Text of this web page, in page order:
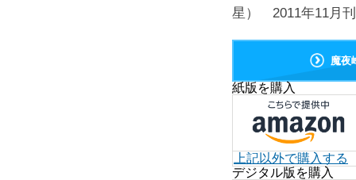
星） 2011年11月
魔夜
紙版を購入
上記以外で購入する
デジタル版を購入